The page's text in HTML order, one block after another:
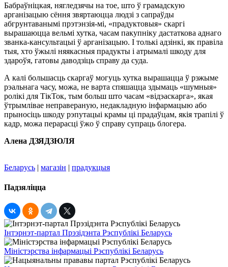
Бабраўніцкая, нягледзячы на тое, што ў грамадскую
арганізацыю сёння звяртаюцца людзі з сапраўды
абгрунтаванымі прэтэнзія-мі, «прадуктовыя» скаргі
вырашаюцца вельмі хутка, часам пакупніку дастаткова аднаго
званка-кансультацыі ў арганізацыю. І толькі адзінкі, як правіла
тыя, хто ўжылі няякасныя прадукты і атрымалі шкоду для
здароўя, гатовы даводзіць справу да суда.
А калі большасць скаргаў могуць хутка вырашацца ў рэжыме
рэальнага часу, можа, не варта спяшацца здымаць «шумныя»
ролікі для ТікТок, тым больш што часам «відэаскарга», якая
ўтрымлівае неправераную, недакладную інфармацыю або
прыносіць шкоду рэпутацыі крамы ці прадаўцам, якія трапілі ў
кадр, можа перарасці ўжо ў справу супраць блогера.
Алена ДЗЯДЗЮЛЯ
Беларусь | магазін | прадукцыя
Падзяліцца
Інтэрнэт-партал Прэзідэнта Рэспублікі Беларусь
Міністэрства інфармацыі Рэспублікі Беларусь